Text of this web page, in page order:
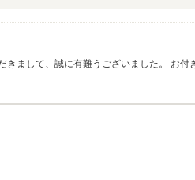
まして、誠に有難うございました。 お付